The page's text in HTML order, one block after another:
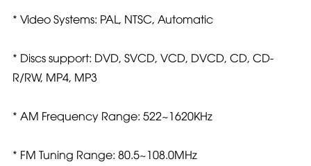
* Video Systems: PAL, NTSC, Automatic
* Discs support: DVD, SVCD, VCD, DVCD, CD, CD-
R/RW, MP4, MP3
* AM Frequency Range: 522~1620KHz
* FM Tuning Range: 80.5~108.0MHz